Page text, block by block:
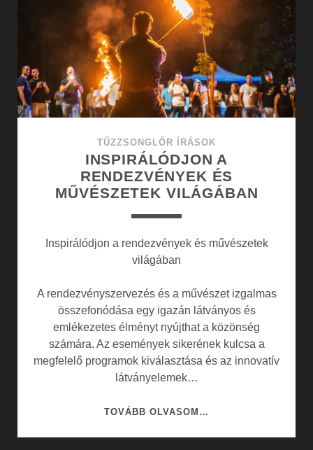
TŰZZSONGLŐR ÍRÁSOK
INSPIRÁLÓDJON A
RENDEZVÉNYEK ÉS
MŰVÉSZETEK VILÁGÁBAN
Inspirálódjon a rendezvények és művészetek
világában
A rendezvényszervezés és a művészet izgalmas
összefonódása egy igazán látványos és
emlékezetes élményt nyújthat a közönség
számára. Az események sikerének kulcsa a
megfelelő programok kiválasztása és az innovatív
látványelemek…
TOVÁBB OLVASOM…